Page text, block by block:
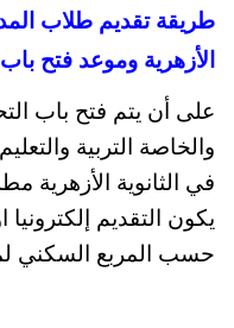
طريقة تقديم طلاب
الأزهرية وموعد فتح
على أن يتم فتح باب
والخاصة التربية
يكون التقديم
حسب المربع السكني